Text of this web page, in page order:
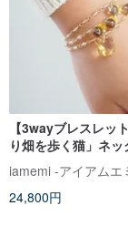
【3wayブレスレッ
り畑を歩く猫」ネ
クレット 天然石 シ
華奢 夏 ギフト
iamemi -アイアムエ
24,800円